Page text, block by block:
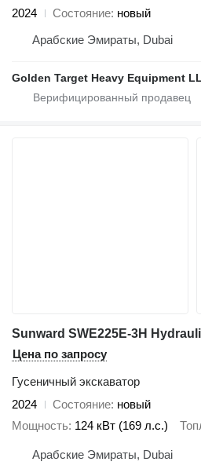
2024
Состояние новый
Арабские Эмираты, Dubai
Golden Target Heavy Equipment
Sunward SWE225E-3H
Цена по запросу
Гусеничный экскаватор
2024
Состояние новый
Мощность 124 кВт (169 л.с.)
Арабские Эмираты, Dubai